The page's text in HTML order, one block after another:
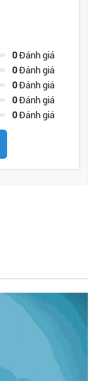
0Đánh giá
0Đánh giá
0Đánh giá
0Đánh giá
0Đánh giá